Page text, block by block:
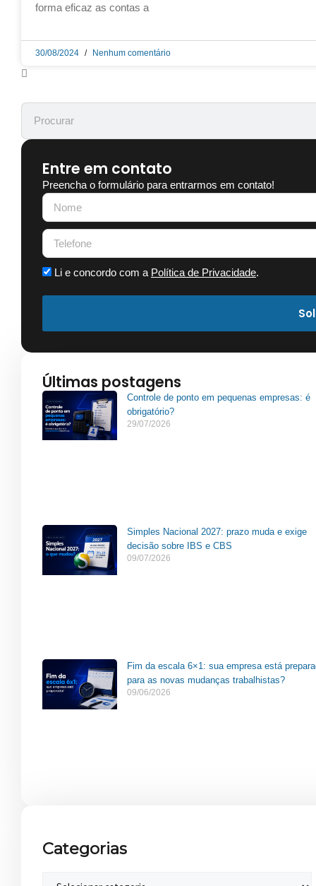
forma eficaz as contas a
30/08/2024 Nenhum comentário
Entre em contato
Preencha o formulário para entrarmos em contato!
Li e concordo com a Política de Privacidade.
Últimas postagens
Controle de ponto em pequenas empresas: é
obrigatório?
29/07/2026
Simples Nacional 2027: prazo muda e exige
decisão sobre IBS e CBS
09/07/2026
Fim da escala 6×1: sua empresa está
para as novas mudanças trabalhistas?
09/06/2026
Categorias